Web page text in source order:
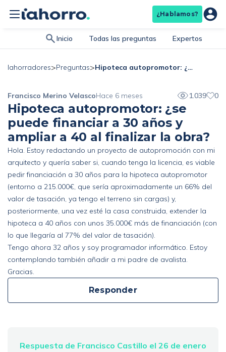
¿Hablamos?
Inicio Todas las preguntas Expertos
Iahorradores>Preguntas> Hipoteca autopromotor: ¿se puede financiar a 30 años y ampliar a 40 al finalizar la obra?
Francisco Merino VelascoHace 6 meses 1.039 0
Hipoteca autopromotor: ¿se
puede financiar a 30 años y
ampliar a 40 al finalizar la obra?
Hola. Estoy redactando un proyecto de autopromoción con mi
arquitecto y quería saber si, cuando tenga la licencia, es viable
pedir financiación a 30 años para la hipoteca autopromotor
(entorno a 215.000€, que sería aproximadamente un 66% del
valor de tasación, ya tengo el terreno sin cargas) y,
posteriormente, una vez esté la casa construida, extender la
hipoteca a 40 años con unos 35.000€ más de financiación (con
lo que llegaría al 77% del valor de tasación).
Tengo ahora 32 años y soy programador informático. Estoy
contemplando también añadir a mi padre de avalista.
Gracias.
Responder
Respuesta de Francisco Castillo el 26 de enero